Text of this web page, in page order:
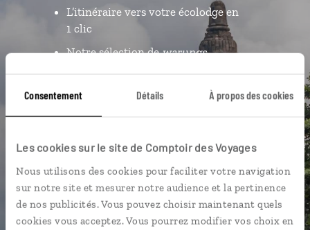
Consentement Détails À propos des cookies
Les cookies sur le site de Comptoir des Voyages
Nous utilisons des cookies pour faciliter votre navigation
sur notre site et mesurer notre audience et la pertinence
de nos publicités. Vous pouvez choisir maintenant quels
cookies vous acceptez. Vous pourrez modifier vos choix en
L’itinéraire vers votre écolodge en
1 clic
Notre sélection dewarungs
Les plus beaux temples
géolocalisés
L'album souvenirs à composer
DÉCOUVRIR LUCIOLE